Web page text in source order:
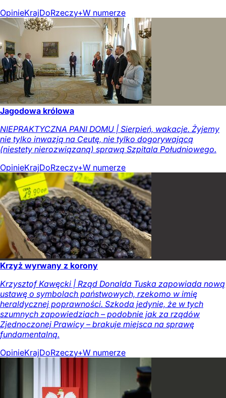
OpinieKrajDoRzeczy+W numerze
Jagodowa królowa
NIEPRAKTYCZNA PANI DOMU | Sierpień, wakacje. Żyjemy
nie tylko inwazją na Ceutę, nie tylko dogorywającą
(niestety nierozwiązaną) sprawą Szpitala Południowego.
OpinieKrajDoRzeczy+W numerze
Krzyż wyrwany z korony
Krzysztof Kawęcki | Rząd Donalda Tuska zapowiada nową
ustawę o symbolach państwowych, rzekomo w imię
heraldycznej poprawności. Szkoda jedynie, że w tych
szumnych zapowiedziach – podobnie jak za rządów
Zjednoczonej Prawicy – brakuje miejsca na sprawę
fundamentalną.
OpinieKrajDoRzeczy+W numerze